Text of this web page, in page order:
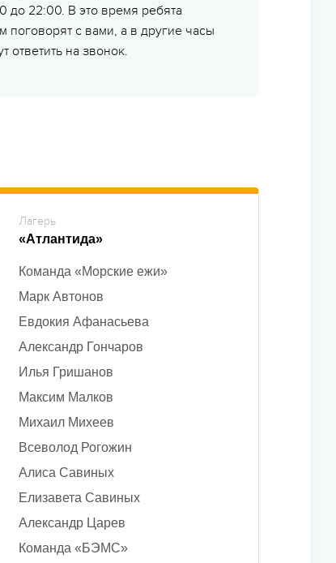
до 22:00. В это время ребята
поговорят с вами, а в другие часы
ответить на звонок.
Лагерь
«Атлантида»
Команда «Морские ежи»
Марк Автонов
Евдокия Афанасьева
Александр Гончаров
Илья Гришанов
Максим Малков
Михаил Михеев
Всеволод Рогожин
Алиса Савиных
Елизавета Савиных
Александр Царев
Команда «БЭМС»